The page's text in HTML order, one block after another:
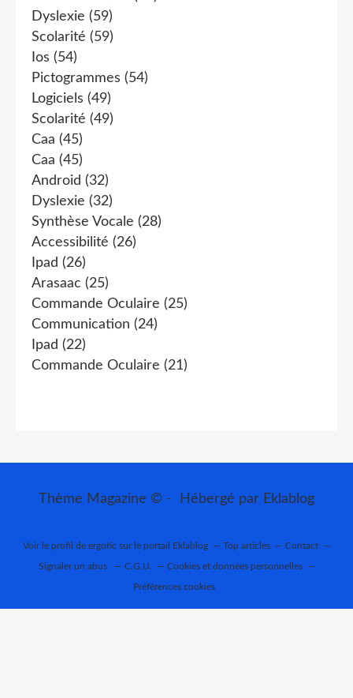
Dyslexie (59)
Scolarité (59)
Ios (54)
Pictogrammes (54)
Logiciels (49)
Scolarité (49)
Caa (45)
Caa (45)
Android (32)
Dyslexie (32)
Synthèse Vocale (28)
Accessibilité (26)
Ipad (26)
Arasaac (25)
Commande Oculaire (25)
Communication (24)
Ipad (22)
Commande Oculaire (21)
Thème Magazine © - Hébergé par Eklablog
Voir le profil de ergotic sur le portail Eklablog Top articles Contact
Signaler un abus C.G.U. Cookies et données personnelles
Préférences cookies